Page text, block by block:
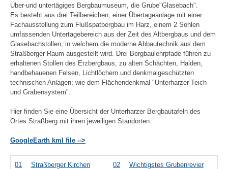
Über-und untertägiges Bergbaumuseum, die Grube"Glasebach".
Es besteht aus drei Teilbereichen, einer Übertageanlage mit einer
Fachausstellung zum Flußspatbergbau im Harz, einem 2 Sohlen
umfassenden Untertagebereich aus der Zeit des Altbergbaus und dem
Glasebachstollen, in welchem die moderne Abbautechnik aus dem
Straßberger Raum ausgestellt wird. Drei Bergbaulehrpfade führen zu
erhaltenen Stollen des Erzbergbaus, zu alten Schächten, Halden,
handbehauenen Felsen, Lichtlöchern und denkmalgeschützten
technischen Anlagen; wie dem Flächendenkmal "Unterharzer Teich-
und Grabensystem".
Hier finden Sie eine Übersicht der Unterharzer Bergbautafeln des
Ortes Straßberg mit ihren jeweiligen Standorten.
GoogleEarth kml file -->
01 Straßberger Kirchen 02
Wichtigstes Grubenrevier